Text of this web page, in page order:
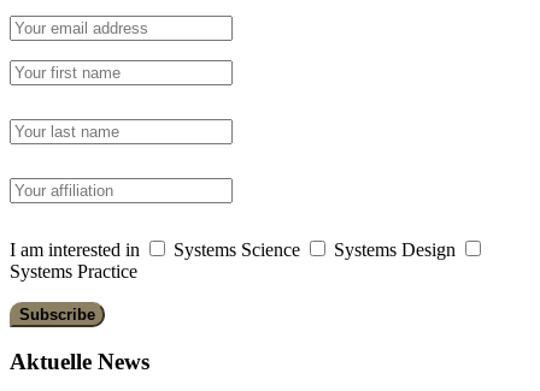
I am interested in Systems Science
Systems Design
Systems Practice
Aktuelle News